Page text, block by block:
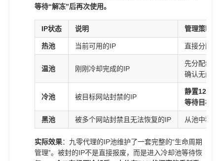
等待“解冻”后再次使用。
IP状态 说明 管理策略
热池 当前可用的IP 直接分配给
温池 刚刚冷却完成的IP
先分配给低
确认无问题
冷池 被目标网站封禁的IP
静置12-72
等待目标网
黑池 被多个网站封禁且无法恢复的IP 从池中移除
实际效果：九零代理的IP池维护了一套完整的“生命周期
管理”。被封的IP不是直接报废，而是进入冷却池等待恢